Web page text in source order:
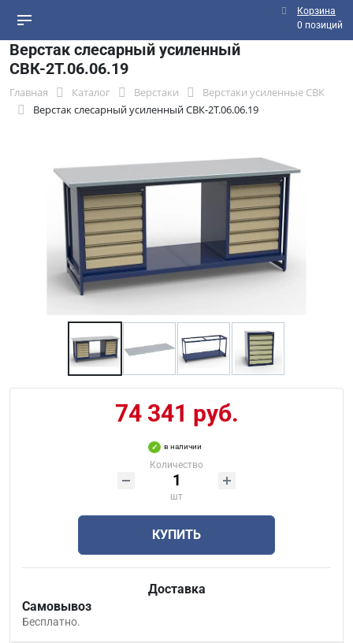
Корзина
0 позиций
Верстак слесарный усиленный
СВК-2Т.06.06.19
Главная Каталог Верстаки
Верстаки усиленные СВК
Верстак слесарный усиленный СВК-2Т.06.06.19
74 341 руб.
в наличии
Количество
шт
КУПИТЬ
Доставка
Самовывоз
Бесплатно.